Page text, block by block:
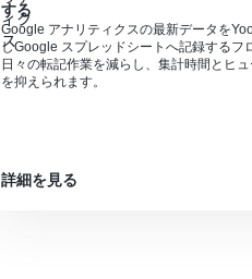
する
Google アナリティクスの最新データを
しGoogle スプレッドシートへ記録するフ
日々の転記作業を減らし、集計時間とヒ
を抑えられます。
詳細を見る